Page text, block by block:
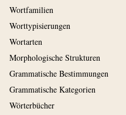
Wortfamilien
Worttypisierungen
Wortarten
Morphologische Strukturen
Grammatische Bestimmungen
Grammatische Kategorien
Wörterbücher